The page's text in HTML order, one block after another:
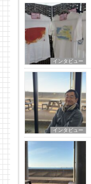
インタビュー
インタビュー